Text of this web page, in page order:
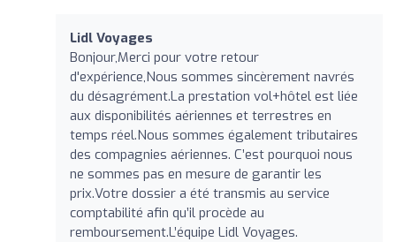
Lidl Voyages
Bonjour,Merci pour votre retour
d'expérience,Nous sommes sincèrement navrés
du désagrément.La prestation vol+hôtel est liée
aux disponibilités aériennes et terrestres en
temps réel.Nous sommes également tributaires
des compagnies aériennes. C’est pourquoi nous
ne sommes pas en mesure de garantir les
prix.Votre dossier a été transmis au service
comptabilité afin qu’il procède au
remboursement.L’équipe Lidl Voyages.